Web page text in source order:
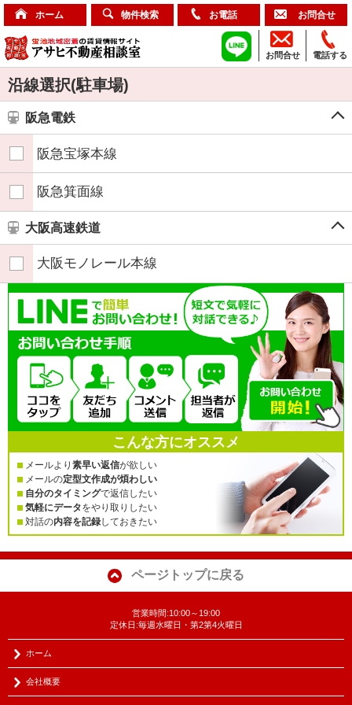
ホーム 物件検索 お電話 お問合せ
電話する
お問合せ
沿線選択(駐車場)
阪急電鉄
阪急宝塚本線
阪急箕面線
大阪高速鉄道
大阪モノレール本線
こんな方にオススメ
メールより 素早い返信が欲しい
メールの定型文作成が煩わしい
自分のタイミングで返信したい
気軽にデータをやり取りしたい
対話の内容を記録しておきたい
ページトップに戻る
営業時間:10:00～19:00
定休日:毎週水曜日・第2第4火曜日
ホーム
会社概要